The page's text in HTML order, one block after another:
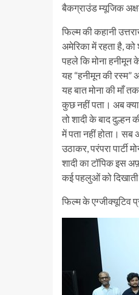
बैकग्राउंड म्यूजिक
फिल्म की कहानी
अमेरिका में रहता है,
पहले कि मोना हनीमून
यह “हनीमून की रस्म”
यह बात मोना की माँ
कुछ नहीं पता। अब क्या
तो शादी के बाद दुल्हन
में पता नहीं होता।
उठाकर, परंपरा पार्टी
शादी का टॉपिक इस
कई पहलुओं को दिखाती
फिल्म के एग्जीक्यूटिव